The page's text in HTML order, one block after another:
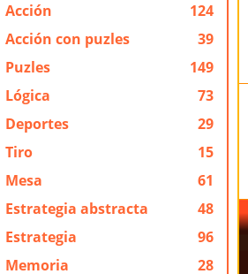
Acción
124
Acción con puzles
39
Puzles
149
Lógica
73
Deportes
29
Tiro
15
Mesa
61
Estrategia abstracta
48
Estrategia
96
Memoria
28